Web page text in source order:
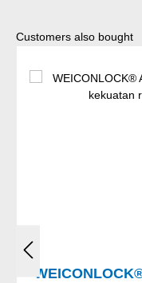
Lewati galeri produk
Customers also bought